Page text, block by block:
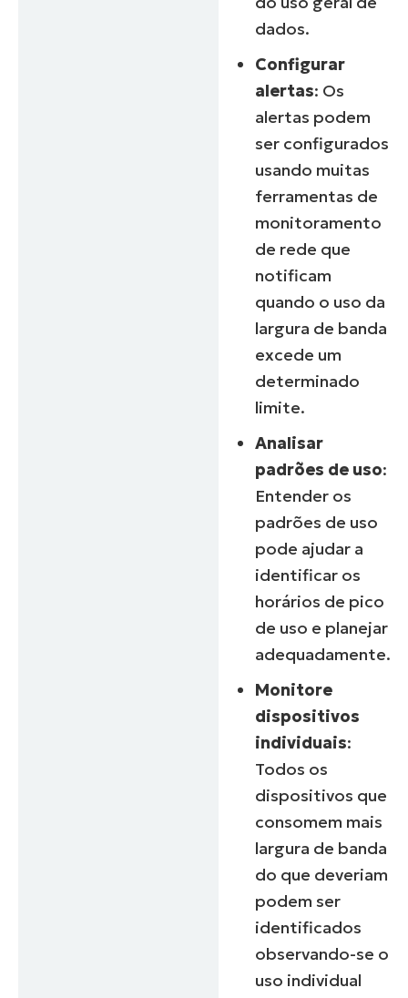
dados.
Configurar
alertas: Os
alertas podem
ser configurados
usando muitas
ferramentas de
monitoramento
de rede que
notificam
quando o uso da
largura de banda
excede um
determinado
limite.
Analisar
padrões de uso:
Entender os
padrões de uso
pode ajudar a
identificar os
horários de pico
de uso e planejar
adequadamente.
Monitore
dispositivos
individuais:
Todos os
dispositivos que
consomem mais
largura de banda
do que deveriam
podem ser
identificados
observando-se o
uso individual